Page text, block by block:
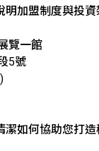
加盟制度與投
覽一館
5號
如何協助您打